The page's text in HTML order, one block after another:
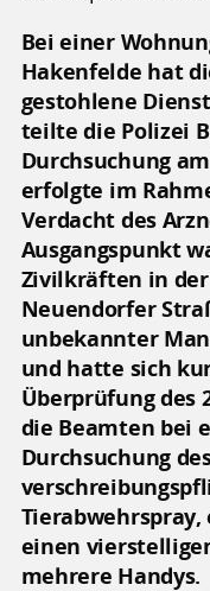
Bei einer
Hakenfelde hat
gestohlene
teilte die Polizei
Durchsuchung
erfolgte im
Verdacht des
Ausgangspunkt
Zivilkräften in
Neuendorfer
unbekannter
und hatte sich
Überprüfung des
die Beamten bei
Durchsuchung
Tierabwehrspray,
einen
mehrere Handys.